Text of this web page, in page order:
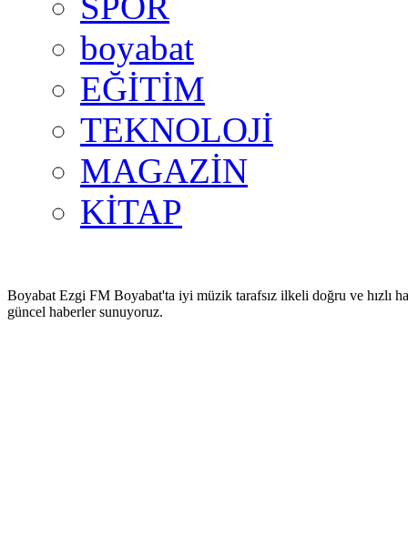
boyabat
EĞİTİM
TEKNOLOJİ
MAGAZİN
KİTAP
Boyabat Ezgi FM Boyabat'ta iyi müzik tarafsız ilkeli doğru ve hızlı
güncel haberler sunuyoruz.